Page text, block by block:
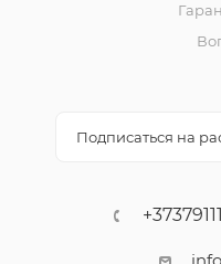
Подписаться на